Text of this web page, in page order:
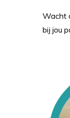
Wacht
bij jou